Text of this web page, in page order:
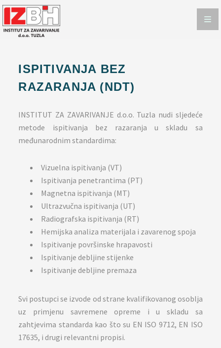
ISPITIVANJA BEZ
RAZARANJA (NDT)
INSTITUT ZA ZAVARIVANJE d.o.o. Tuzla nudi sljedeće
metode ispitivanja bez razaranja u skladu sa
međunarodnim standardima:
Vizuelna ispitivanja (VT)
Ispitivanja penetrantima (PT)
Magnetna ispitivanja (MT)
Ultrazvučna ispitivanja (UT)
Radiografska ispitivanja (RT)
Hemijska analiza materijala i zavarenog spoja
Ispitivanje površinske hrapavosti
Ispitivanje debljine stijenke
Ispitivanje debljine premaza
Svi postupci se izvode od strane kvalifikovanog osoblja
uz primjenu savremene opreme i u skladu sa
zahtjevima standarda kao što su EN ISO 9712, EN ISO
17635, i drugi relevantni propisi.
ISPITIVANJA
ISPITIVANJE METODAMA SA RAZARANJEM
CERTIFICIRANJE
KONTAKT